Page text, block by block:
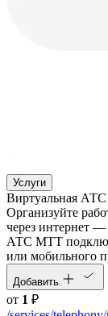
Услуги
Виртуальная АТС
Организуйте
через интернет
АТС МТТ
или мобильного
Добавить
от 1 ₽